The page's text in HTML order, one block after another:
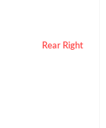
Rear Right